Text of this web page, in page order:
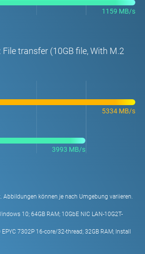
1159 MB/s
File transfer (10GB file, With M.2
5334 MB/s
3993 MB/s
Abbildungen können je nach Umgebung variieren.
10; 64GB RAM; 10GbE NIC LAN-10G2T-
7302P 16-core/32-thread; 32GB RAM; Install